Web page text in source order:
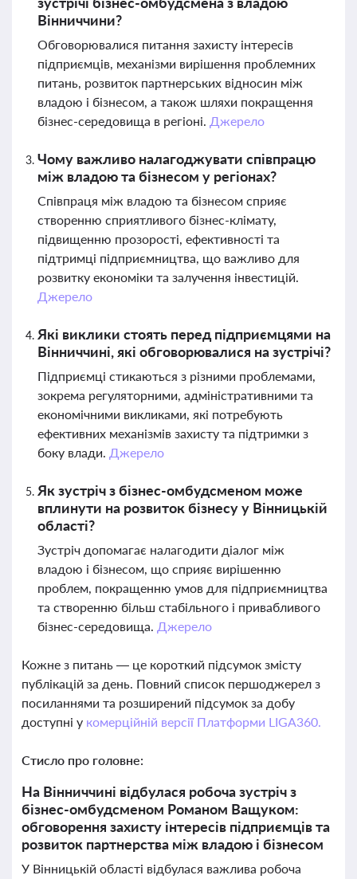
Вінниччини?
Обговорювалися питання захисту інтересів
підприємців, механізми вирішення проблемних
питань, розвиток партнерських відносин між
владою і бізнесом, а також шляхи покращення
бізнес-середовища в регіоні. Джерело
Чому важливо налагоджувати співпрацю
між владою та бізнесом у регіонах?
Співпраця між владою та бізнесом сприяє
створенню сприятливого бізнес-клімату,
підвищенню прозорості, ефективності та
підтримці підприємництва, що важливо для
розвитку економіки та залучення інвестицій.
Джерело
Які виклики стоять перед підприємцями на
Вінниччині, які обговорювалися на зустрічі?
Підприємці стикаються з різними проблемами,
зокрема регуляторними, адміністративними та
економічними викликами, які потребують
ефективних механізмів захисту та підтримки з
боку влади. Джерело
Як зустріч з бізнес-омбудсменом може
вплинути на розвиток бізнесу у Вінницькій
області?
Зустріч допомагає налагодити діалог між
владою і бізнесом, що сприяє вирішенню
проблем, покращенню умов для підприємництва
та створенню більш стабільного і привабливого
бізнес-середовища. Джерело
Кожне з питань — це короткий підсумок змісту
публікацій за день. Повний список першоджерел з
посиланнями та розширений підсумок за добу
доступні у комерційній версії Платформи LIGA360.
Стисло про головне:
На Вінниччині відбулася робоча зустріч з
бізнес-омбудсменом Романом Ващуком:
обговорення захисту інтересів підприємців та
розвиток партнерства між владою і бізнесом
У Вінницькій області відбулася важлива робоча